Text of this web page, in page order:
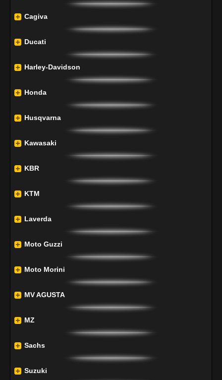
Cagiva
Ducati
Harley-Davidson
Honda
Husqvarna
Kawasaki
KBR
KTM
Laverda
Moto Guzzi
Moto Morini
MV AGUSTA
MZ
Sachs
Suzuki